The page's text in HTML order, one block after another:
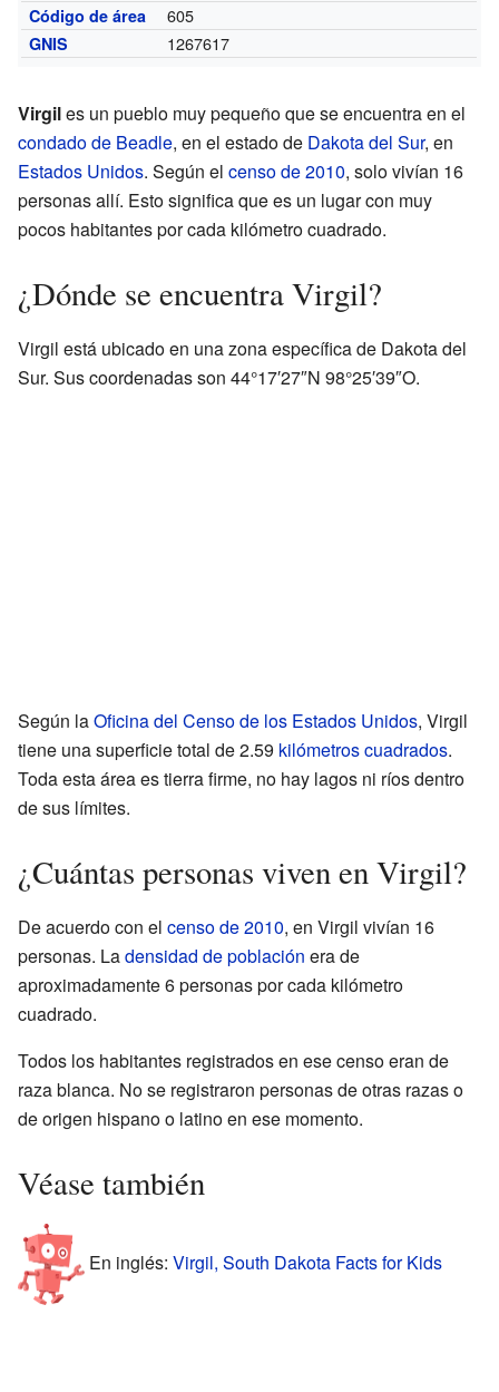
Código de área 605
GNIS 1267617
Virgiles un pueblo muy pequeño que se encuentra en el
condado de Beadle, en el estado de Dakota del Sur, en
Estados Unidos. Según el censo de 2010, solo vivían 16
personas allí. Esto significa que es un lugar con muy
pocos habitantes por cada kilómetro cuadrado.
¿Dónde se encuentra Virgil?
Virgil está ubicado en una zona específica de Dakota del
Sur. Sus coordenadas son 44°17′27″N 98°25′39″O.
Según laOficina del Censo de los Estados Unidos, Virgil
tiene una superficie total de 2.59 kilómetros cuadrados.
Toda esta área es tierra firme, no hay lagos ni ríos dentro
de sus límites.
¿Cuántas personas viven en Virgil?
De acuerdo con el censo de 2010, en Virgil vivían 16
personas. Ladensidad de población era de
aproximadamente 6 personas por cada kilómetro
cuadrado.
Todos los habitantes registrados en ese censo eran de
raza blanca. No se registraron personas de otras razas o
de origen hispano o latino en ese momento.
Véase también
En inglés: Virgil, South Dakota Facts for Kids